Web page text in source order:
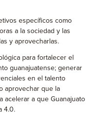
específicos como
a la sociedad y las
y aprovecharlas.
para fortalecer el
guanajuatense; generar
en el talento
aprovechar que la
acelerar a que Guanajuato
4.0.